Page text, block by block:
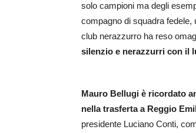
solo campioni ma degli
compagno di squadra fedele,
club nerazzurro ha reso
silenzio e nerazzurri con il
Mauro Bellugi è ricordato
nella trasferta a Reggio
presidente Luciano Conti,